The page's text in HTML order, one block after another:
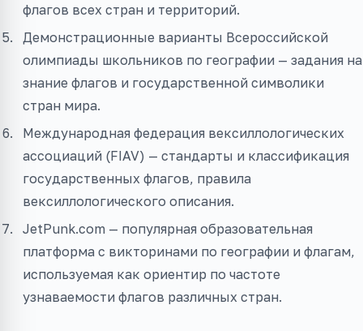
флагов всех стран и территорий.
Демонстрационные варианты Всероссийской
олимпиады школьников по географии — задания на
знание флагов и государственной символики
стран мира.
Международная федерация вексиллологических
ассоциаций (FIAV) — стандарты и классификация
государственных флагов, правила
вексиллологического описания.
JetPunk.com — популярная образовательная
платформа с викторинами по географии и флагам,
используемая как ориентир по частоте
узнаваемости флагов различных стран.